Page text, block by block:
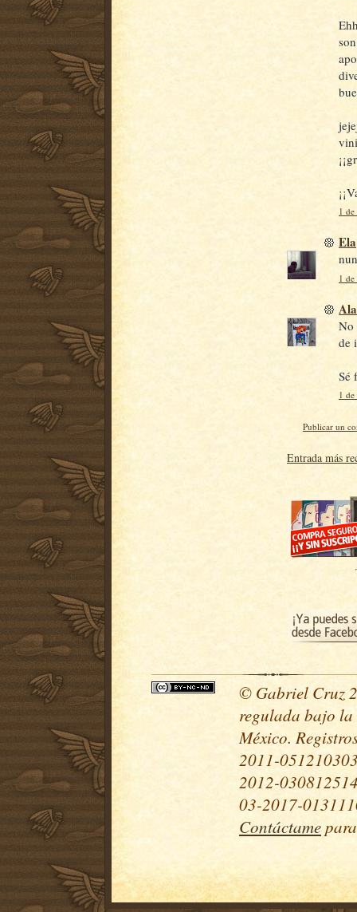
1
Ela
1
No
de
Sé
1
Publicar un
Entrada más
© Gabriel Cruz
regulada bajo la
México.
2011-
2012-
03-2017-
Contáctame